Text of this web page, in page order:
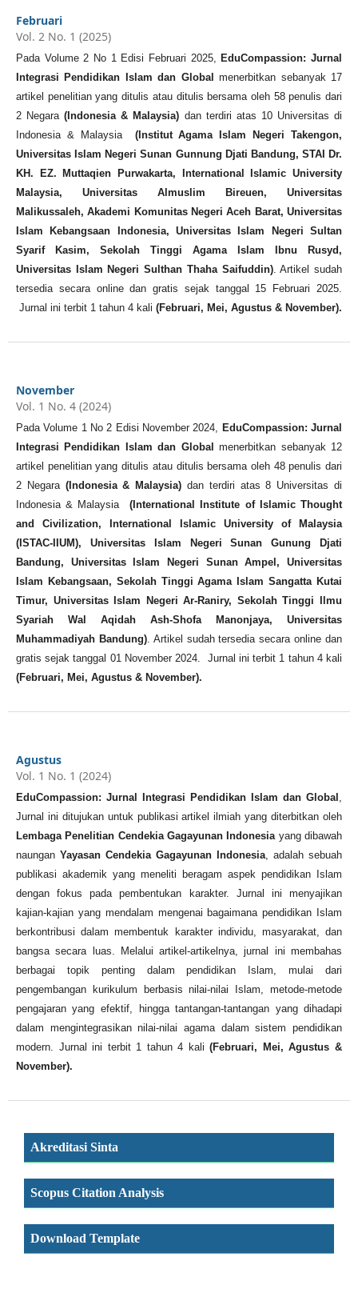
Februari
Vol. 2 No. 1 (2025)
Pada Volume 2 No 1 Edisi Februari 2025,
EduCompassion: Jurnal
Integrasi Pendidikan Islam dan Global
menerbitkan sebanyak 17
artikel penelitian yang ditulis atau ditulis bersama oleh 58 penulis dari
2 Negara(Indonesia & Malaysia) dan terdiri atas 10 Universitas di
Indonesia & Malaysia (Institut Agama Islam Negeri Takengon,
Universitas Islam Negeri Sunan Gunnung Djati Bandung, STAI Dr.
KH. EZ. Muttaqien Purwakarta, International Islamic University
Malaysia, Universitas Almuslim Bireuen, Universitas
Malikussaleh, Akademi Komunitas Negeri Aceh Barat, Universitas
Islam Kebangsaan Indonesia, Universitas Islam Negeri Sultan
Syarif Kasim, Sekolah Tinggi Agama Islam Ibnu Rusyd,
Universitas Islam Negeri Sulthan Thaha Saifuddin). Artikel sudah
tersedia secara online dan gratis sejak tanggal 15 Februari 2025.
Jurnal ini terbit 1 tahun 4 kali (Februari, Mei, Agustus & November).
November
Vol. 1 No. 4 (2024)
Pada Volume 1 No 2 Edisi November 2024,
EduCompassion: Jurnal
Integrasi Pendidikan Islam dan Global
menerbitkan sebanyak 12
artikel penelitian yang ditulis atau ditulis bersama oleh 48 penulis dari
2 Negara (Indonesia & Malaysia) dan terdiri atas 8 Universitas di
Indonesia & Malaysia (International Institute of Islamic Thought
and Civilization, International Islamic University of Malaysia
(ISTAC-IIUM), Universitas Islam Negeri Sunan Gunung Djati
Bandung, Universitas Islam Negeri Sunan Ampel, Universitas
Islam Kebangsaan, Sekolah Tinggi Agama Islam Sangatta Kutai
Timur, Universitas Islam Negeri Ar-Raniry, Sekolah Tinggi Ilmu
Syariah Wal Aqidah Ash-Shofa Manonjaya, Universitas
Muhammadiyah Bandung). Artikel sudah tersedia secara online dan
gratis sejak tanggal 01 November 2024. Jurnal ini terbit 1 tahun 4 kali
(Februari, Mei, Agustus & November).
Agustus
Vol. 1 No. 1 (2024)
EduCompassion: Jurnal Integrasi Pendidikan Islam dan Global
Jurnal ini ditujukan untuk publikasi artikel ilmiah yang diterbitkan oleh
Lembaga Penelitian Cendekia Gagayunan Indonesia yang dibawah
naungan Yayasan Cendekia Gagayunan Indonesia , adalah sebuah
publikasi akademik yang meneliti beragam aspek pendidikan Islam
dengan fokus pada pembentukan karakter. Jurnal ini menyajikan
kajian-kajian yang mendalam mengenai bagaimana pendidikan Islam
berkontribusi dalam membentuk karakter individu, masyarakat, dan
bangsa secara luas. Melalui artikel-artikelnya, jurnal ini membahas
berbagai topik penting dalam pendidikan Islam, mulai dari
pengembangan kurikulum berbasis nilai-nilai Islam, metode-metode
pengajaran yang efektif, hingga tantangan-tantangan yang dihadapi
dalam mengintegrasikan nilai-nilai agama dalam sistem pendidikan
modern. Jurnal ini terbit 1 tahun 4 kali(Februari, Mei, Agustus &
November).
Akreditasi Sinta
Scopus Citation Analysis
Download Template